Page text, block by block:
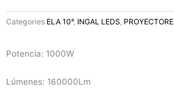
Categories ELA 10°, INGAL LEDS,
Potencia: 1000W
Lúmenes: 160000Lm